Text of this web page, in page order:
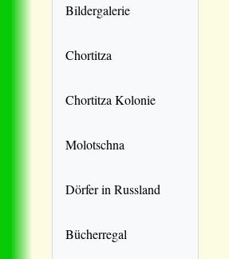
Bildergalerie
Chortitza
Chortitza Kolonie
Molotschna
Dörfer in Russland
Bücherregal